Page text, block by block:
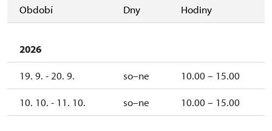
Období Dny Hodiny
2026
19. 9. - 20. 9. so–ne 10.00 – 15.00
10. 10. - 11. 10. so–ne 10.00 – 15.00